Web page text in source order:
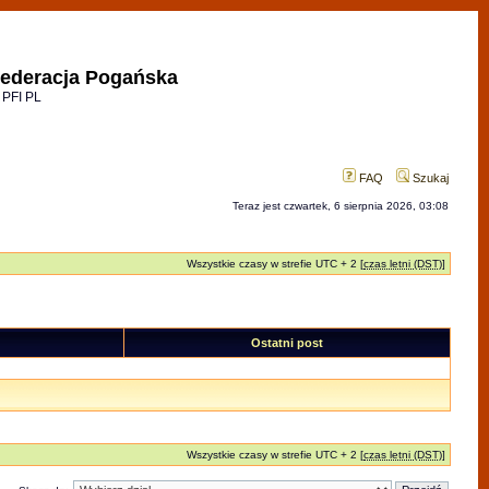
Pogańska
PL
FAQ Szukaj
Teraz jest czwartek, 6 sierpnia 2026, 03:08
Wszystkie czasy w strefie UTC + 2 [czas letni (DST)]
Ostatni post
Wszystkie czasy w strefie UTC + 2 [czas letni (DST)]